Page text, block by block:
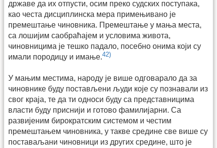
државе да их отпусти, осим преко судских поступака,
као честа дисциплинска мера примењивано је
премештање чиновника. Премештање у мања места,
са лошијим саобраћајем и условима живота,
чиновницима је тешко падало, посебно онима који су
имали породицу и имање.42)
У мањим местима, народу је више одговарало да за
чиновнике буду постављени људи које су познавали из
свог краја, те да ти односи буду са представницима
власти буду приснији и готово фамилијарни. Са
развијеним бирократским системом и честим
премештањем чиновника, у такве средине све више су
поставаљани чиновници из других средине, што је